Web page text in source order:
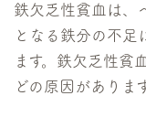
鉄欠乏性貧血は、
となる鉄分の不足
ます。鉄欠乏性貧
どの原因があります